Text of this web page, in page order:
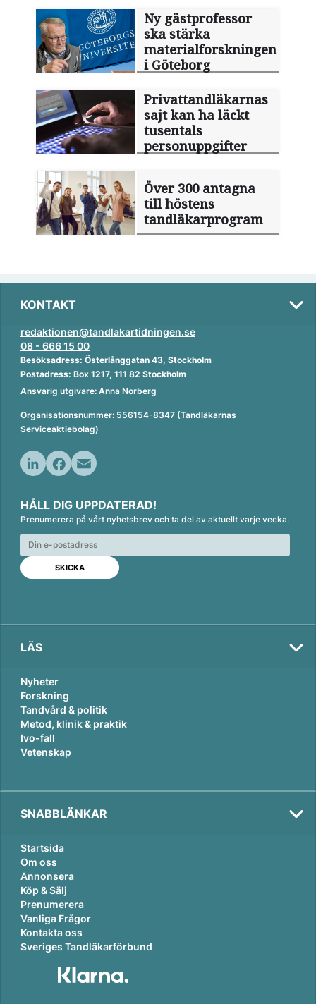
Ny gästprofessor
ska stärka
materialforskningen
i Göteborg
Privattandläkarnas
sajt kan ha läckt
tusentals
personuppgifter
Över 300 antagna
till höstens
tandläkarprogram
KONTAKT
redaktionen@tandlakartidningen.se
08 - 666 15 00
Besöksadress: Österlånggatan 43, Stockholm
Postadress: Box 1217, 111 82 Stockholm
Ansvarig utgivare: Anna Norberg
Organisationsnummer: 556154-8347 (Tandläkarnas
Serviceaktiebolag)
n
k
e
d
n
c
e
b
o
o
k
a
i
l
HÅLL DIG UPPDATERAD!
Prenumerera på vårt nyhetsbrev och ta del av aktuellt varje vecka.
LÄS
Nyheter
Forskning
Tandvård & politik
Metod, klinik & praktik
Ivo-fall
Vetenskap
SNABBLÄNKAR
Startsida
Om oss
Annonsera
Köp & Sälj
Prenumerera
Vanliga Frågor
Kontakta oss
Sveriges Tandläkarförbund